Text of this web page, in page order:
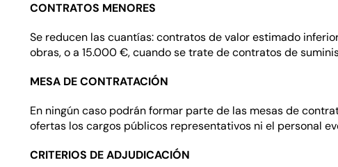
CONTRATOS MENORES
Se reducen las cuantías: contratos de valor estimado
obras, o a 15.000 €, cuando se trate de contratos de
MESA DE CONTRATACIÓN
En ningún caso podrán formar parte de las mesas de
ofertas los cargos públicos representativos ni el personal
CRITERIOS DE ADJUDICACIÓN